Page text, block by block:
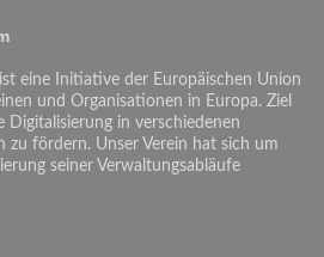
ist eine Initiative der Europäischen Union
und Organisationen in Europa. Ziel
Digitalisierung in verschiedenen
zu fördern. Unser Verein hat sich um
seiner Verwaltungsabläufe